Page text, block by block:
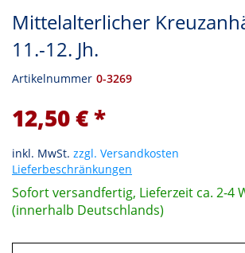
Mittelalterlicher
11.-12. Jh.
Artikelnummer 0-3269
12,50 € *
inkl. MwSt. zzgl. Versandkosten
Lieferbeschränkungen
Sofort versandfertig, Lieferzeit ca. 2-4
(innerhalb Deutschlands)